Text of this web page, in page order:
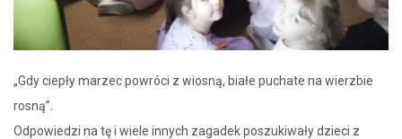
„Gdy ciepły marzec powróci z wiosną, białe puchate na wierzbie
rosną”.
Odpowiedzi na tę i wiele innych zagadek poszukiwały dzieci z